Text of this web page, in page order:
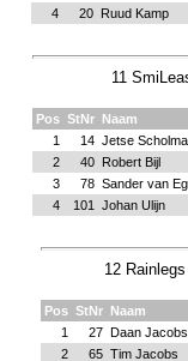
4
20 Ruud Kamp
11
Pos StNr Naam
1
14 Jetse Scholma
2
40 Robert Bijl
3
78 Sander van
4
101 Johan Ulijn
12
Pos StNr Naam
1
27 Daan Jacobs
2
65 Tim Jacobs